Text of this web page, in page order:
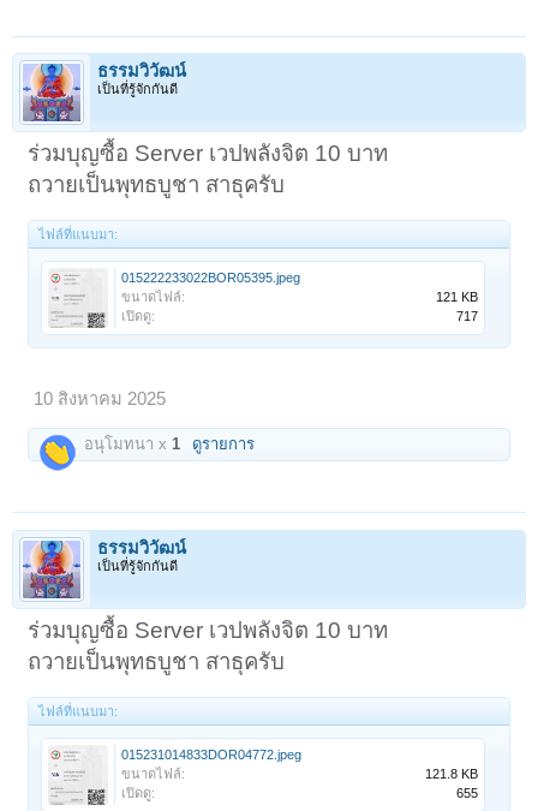
ธรรมวิวัฒน์
เป็นที่รู้จักกันดี
ร่วมบุญซื้อ Server เวปพลังจิต 10 บาท
ถวายเป็นพุทธบูชา สาธุครับ
ไฟล์ที่แนบมา:
015222233022BOR05395.jpeg
ขนาดไฟล์:
121 KB
เปิดดู:
717
10 สิงหาคม 2025
อนุโมทนา x1 ดูรายการ
ธรรมวิวัฒน์
เป็นที่รู้จักกันดี
ร่วมบุญซื้อ Server เวปพลังจิต 10 บาท
ถวายเป็นพุทธบูชา สาธุครับ
ไฟล์ที่แนบมา:
015231014833DOR04772.jpeg
ขนาดไฟล์:
121.8 KB
เปิดดู:
655